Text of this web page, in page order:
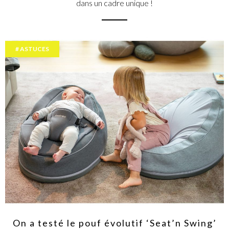
dans un cadre unique !
ASTUCES
On a testé le pouf évolutif ‘Seat’n Swing’